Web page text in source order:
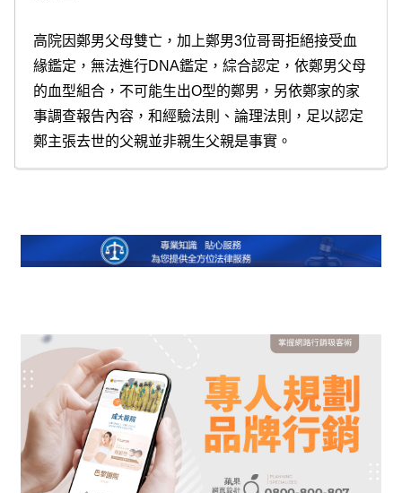
高院因鄭男父母雙亡，加上鄭男3位哥哥拒絕接受血
緣鑑定，無法進行DNA鑑定，綜合認定，依鄭男父母
的血型組合，不可能生出O型的鄭男，另依鄭家的家
事調查報告內容，和經驗法則、論理法則，足以認定
鄭主張去世的父親並非親生父親是事實。